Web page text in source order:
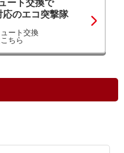
ート交換で
のエコ突撃隊
ート交換
ちら